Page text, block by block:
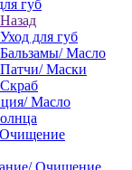
губ
Назад
Уход для губ
Бальзамы/ Масло
Патчи/ Маски
Скраб
Масло
Очищение